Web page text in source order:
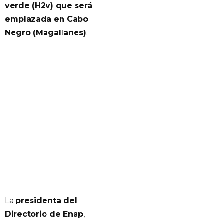
verde (H2v) que será
emplazada en Cabo
Negro (Magallanes).
La presidenta del
Directorio de Enap,